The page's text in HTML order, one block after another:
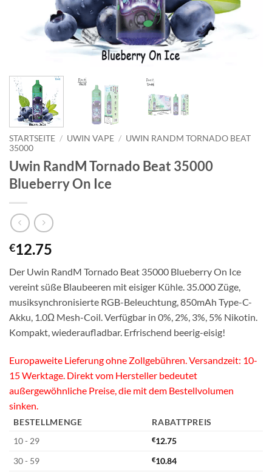
STARTSEITE / UWIN VAPE / UWIN RANDM TORNADO BEAT
35000
Uwin RandM Tornado Beat 35000
Blueberry On Ice
€12.75
Der Uwin RandM Tornado Beat 35000 Blueberry On Ice
vereint süße Blaubeeren mit eisiger Kühle. 35.000 Züge,
musiksynchronisierte RGB-Beleuchtung, 850mAh Type-C-
Akku, 1.0Ω Mesh-Coil. Verfügbar in 0%, 2%, 3%, 5% Nikotin.
Kompakt, wiederaufladbar. Erfrischend beerig-eisig!
Europaweite Lieferung ohne Zollgebühren. Versandzeit: 10-
15 Werktage. Direkt vom Hersteller bedeutet
außergewöhnliche Preise, die mit dem Bestellvolumen
sinken.
BESTELLMENGE
RABATTPREIS
10 - 29
€12.75
30 - 59
€10.84